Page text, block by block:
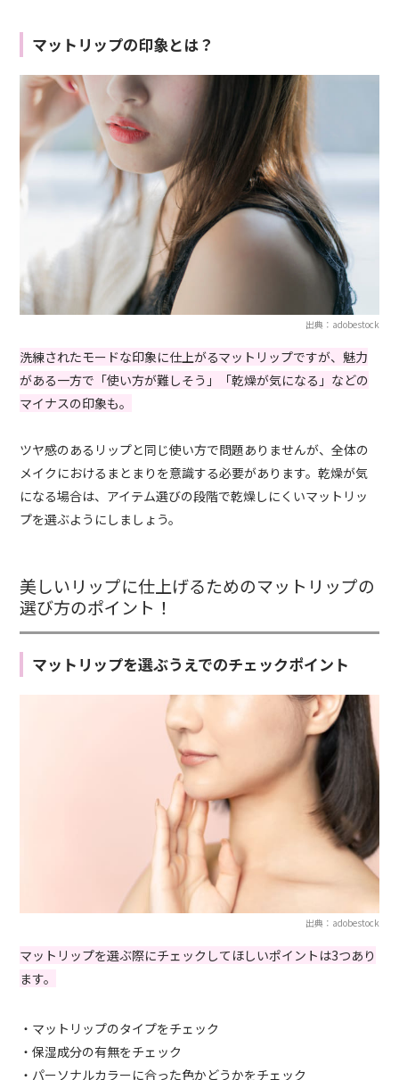
マットリップの印象とは？
出典：adobestock
洗練されたモードな印象に仕上がるマットリップですが、魅力
がある一方で「使い方が難しそう」「乾燥が気になる」などの
マイナスの印象も。
ツヤ感のあるリップと同じ使い方で問題ありませんが、全体の
メイクにおけるまとまりを意識する必要があります。乾燥が気
になる場合は、アイテム選びの段階で乾燥しにくいマットリッ
プを選ぶようにしましょう。
美しいリップに仕上げるためのマットリップの
選び方のポイント！
マットリップを選ぶうえでのチェックポイント
出典：adobestock
マットリップを選ぶ際にチェックしてほしいポイントは3つあり
ます。
・マットリップのタイプをチェック
・保湿成分の有無をチェック
・パーソナルカラーに合った色かどうかをチェック